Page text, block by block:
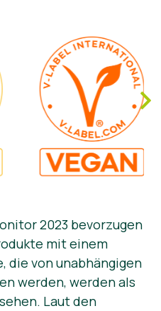
2023 bevorzugen
mit einem
die von unabhängigen
werden, werden als
Laut den